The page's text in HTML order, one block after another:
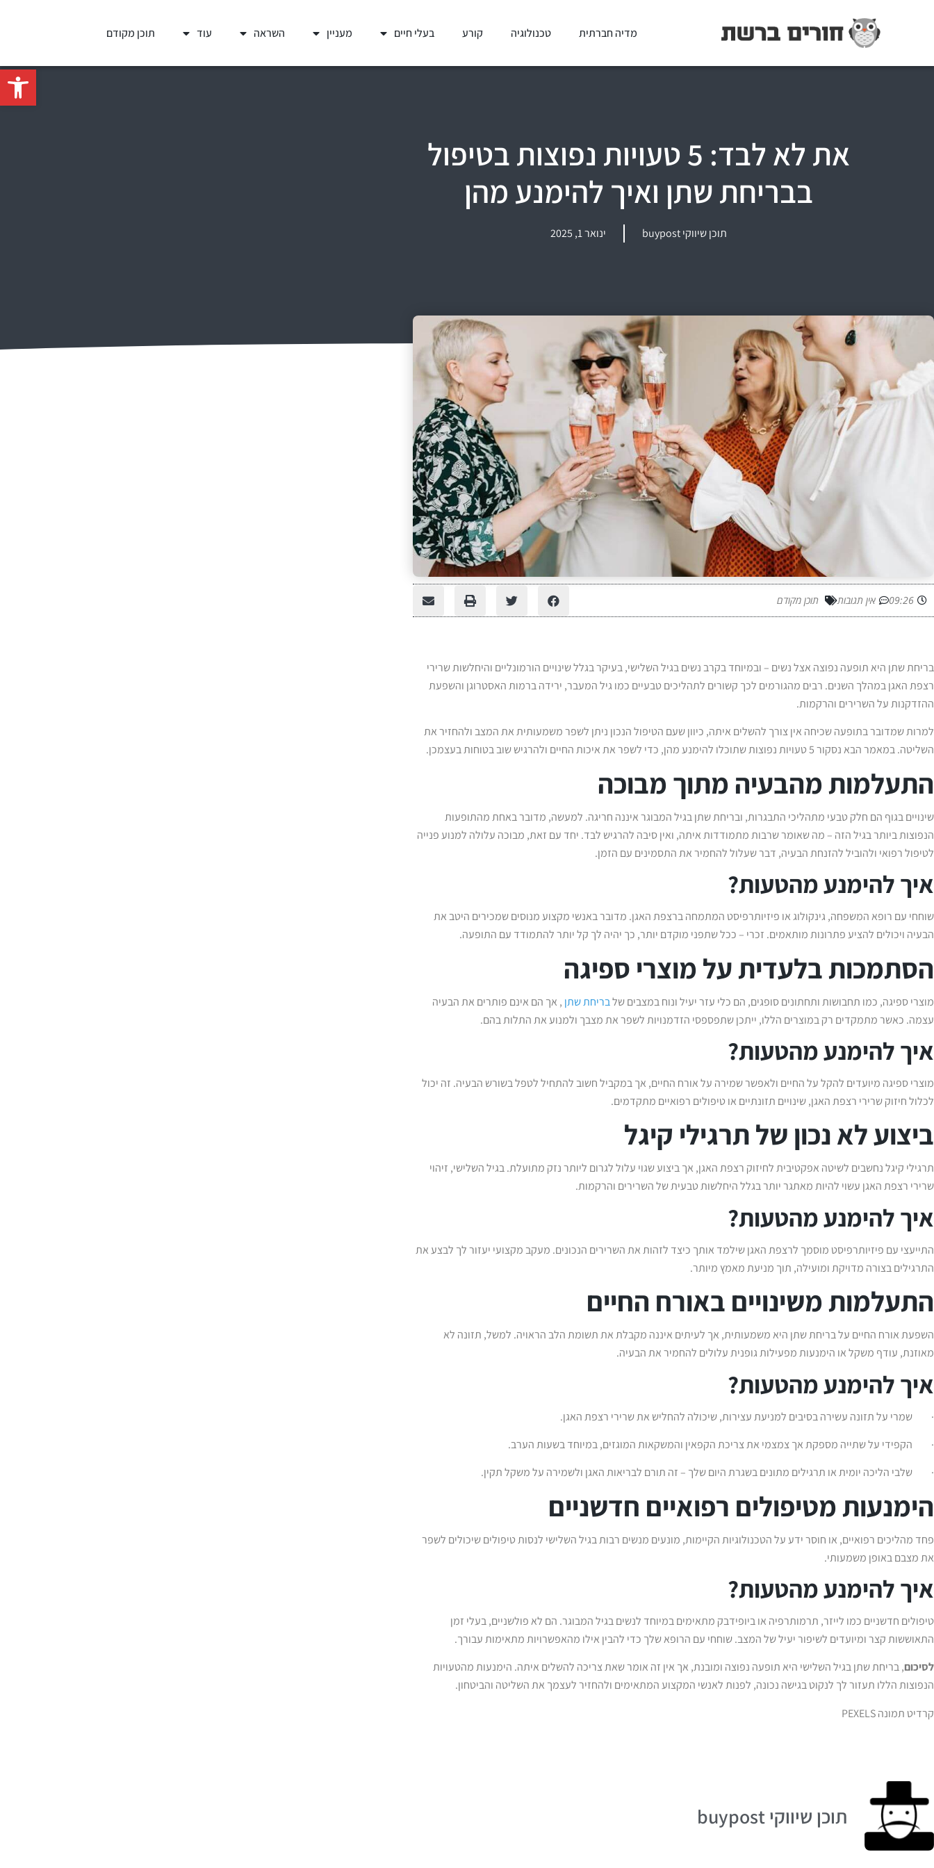
פתח
מדיה חברתית טכנולוגיה קורע בעלי חיים מעניין השראה עוד תוכן מקודם
את לא לבד: 5 טעויות נפוצות בטיפול
בבריחת שתן ואיך להימנע מהן
תוכן שיווקי buypost ינואר 1, 2025
09:26 אין תגובות תוכן מקודם
בריחת שתן היא תופעה נפוצה אצל נשים – ובמיוחד בקרב נשים בגיל השלישי, בעיקר בגלל שינויים הורמונליים והיחלשות שרירי
רצפת האגן במהלך השנים. רבים מהגורמים לכך קשורים לתהליכים טבעיים כמו גיל המעבר, ירידה ברמות האסטרוגן והשפעת
ההזדקנות על השרירים והרקמות.
למרות שמדובר בתופעה שכיחה אין צורך להשלים איתה, כיוון שעם הטיפול הנכון ניתן לשפר משמעותית את המצב ולהחזיר את
השליטה. במאמר הבא נסקור 5 טעויות נפוצות שתוכלו להימנע מהן, כדי לשפר את איכות החיים ולהרגיש שוב בטוחות בעצמכן.
התעלמות מהבעיה מתוך מבוכה
שינויים בגוף הם חלק טבעי מתהליכי התבגרות, ובריחת שתן בגיל המבוגר איננה חריגה. למעשה, מדובר באחת מהתופעות
הנפוצות ביותר בגיל הזה – מה שאומר שרבות מתמודדות איתה, ואין סיבה להרגיש לבד. יחד עם זאת, מבוכה עלולה למנוע פנייה
לטיפול רפואי ולהוביל להזנחת הבעיה, דבר שעלול להחמיר את התסמינים עם הזמן.
איך להימנע מהטעות?
שוחחי עם רופא המשפחה, גינקולוג או פיזיותרפיסט המתמחה ברצפת האגן. מדובר באנשי מקצוע מנוסים שמכירים היטב את
הבעיה ויכולים להציע פתרונות מותאמים. זכרי – ככל שתפני מוקדם יותר, כך יהיה לך קל יותר להתמודד עם התופעה.
הסתמכות בלעדית על מוצרי ספיגה
מוצרי ספיגה, כמו תחבושות ותחתונים סופגים, הם כלי עזר יעיל ונוח במצבים שלבריחת שתן , אך הם אינם פותרים את הבעיה
עצמה. כאשר מתמקדים רק במוצרים הללו, ייתכן שתפספסי הזדמנויות לשפר את מצבך ולמנוע את התלות בהם.
איך להימנע מהטעות?
מוצרי ספיגה מיועדים להקל על החיים ולאפשר שמירה על אורח החיים, אך במקביל חשוב להתחיל לטפל בשורש הבעיה. זה יכול
לכלול חיזוק שרירי רצפת האגן, שינויים תזונתיים או טיפולים רפואיים מתקדמים.
ביצוע לא נכון של תרגילי קיגל
תרגילי קיגל נחשבים לשיטה אפקטיבית לחיזוק רצפת האגן, אך ביצוע שגוי עלול לגרום ליותר נזק מתועלת. בגיל השלישי, זיהוי
שרירי רצפת האגן עשוי להיות מאתגר יותר בגלל היחלשות טבעית של השרירים והרקמות.
איך להימנע מהטעות?
התייעצי עם פיזיותרפיסט מוסמך לרצפת האגן שילמד אותך כיצד לזהות את השרירים הנכונים. מעקב מקצועי יעזור לך לבצע את
התרגילים בצורה מדויקת ומועילה, תוך מניעת מאמץ מיותר.
התעלמות משינויים באורח החיים
השפעת אורח החיים על בריחת שתן היא משמעותית, אך לעיתים איננה מקבלת את תשומת הלב הראויה. למשל, תזונה לא
מאוזנת, עודף משקל או הימנעות מפעילות גופנית עלולים להחמיר את הבעיה.
איך להימנע מהטעות?
· שמרי על תזונה עשירה בסיבים למניעת עצירות, שיכולה להחליש את שרירי רצפת האגן.
· הקפידי על שתייה מספקת אך צמצמי את צריכת הקפאין והמשקאות המוגזים, במיוחד בשעות הערב.
· שלבי הליכה יומית או תרגילים מתונים בשגרת היום שלך – זה תורם לבריאות האגן ולשמירה על משקל תקין.
הימנעות מטיפולים רפואיים חדשניים
פחד מהליכים רפואיים, או חוסר ידע על הטכנולוגיות הקיימות, מונעים מנשים רבות בגיל השלישי לנסות טיפולים שיכולים לשפר
את מצבם באופן משמעותי.
איך להימנע מהטעות?
טיפולים חדשניים כמו לייזר, תרמותרפיה או ביופידבק מתאימים במיוחד לנשים בגיל המבוגר. הם לא פולשניים, בעלי זמן
התאוששות קצר ומיועדים לשיפור יעיל של המצב. שוחחי עם הרופא שלך כדי להבין אילו מהאפשרויות מתאימות עבורך.
לסיכום, בריחת שתן בגיל השלישי היא תופעה נפוצה ומובנת, אך אין זה אומר שאת צריכה להשלים איתה. הימנעות מהטעויות
הנפוצות הללו תעזור לך לנקוט בגישה נכונה, לפנות לאנשי המקצוע המתאימים ולהחזיר לעצמך את השליטה והביטחון.
קרדיט תמונה PEXELS
תוכן שיווקי buypost